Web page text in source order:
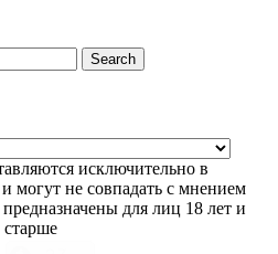
Search
исключительно в
могут не совпадать с мнением
для лиц 18 лет и
старше